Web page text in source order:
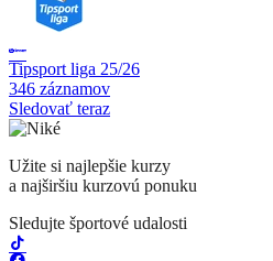
Tipsport liga 25/26
346 záznamov
Sledovať teraz
Užite si najlepšie kurzy
a najširšiu kurzovú ponuku
Sledujte športové udalosti